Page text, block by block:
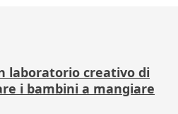
laboratorio creativo di
i bambini a mangiare